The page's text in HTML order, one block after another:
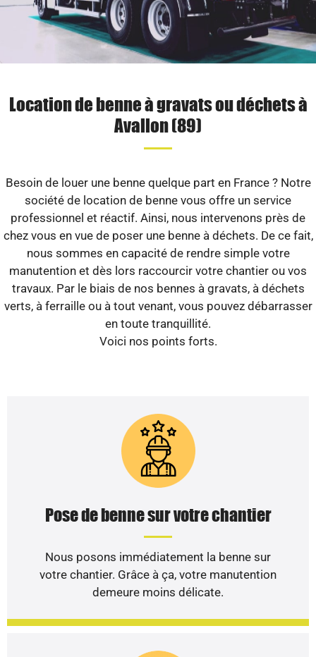
Location de benne à gravats ou déchets à
Avallon (89)
Besoin de louer une benne quelque part en France ? Notre
société de location de benne vous offre un service
professionnel et réactif. Ainsi, nous intervenons près de
chez vous en vue de poser une benne à déchets. De ce fait,
nous sommes en capacité de rendre simple votre
manutention et dès lors raccourcir votre chantier ou vos
travaux. Par le biais de nos bennes à gravats, à déchets
verts, à ferraille ou à tout venant, vous pouvez débarrasser
en toute tranquillité.
Voici nos points forts.
Pose de benne sur votre chantier
Nous posons immédiatement la benne sur
votre chantier. Grâce à ça, votre manutention
demeure moins délicate.